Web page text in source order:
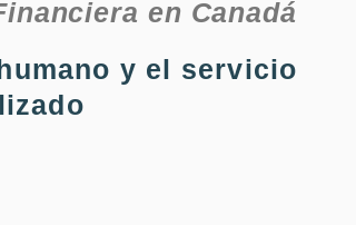
en Canadá
y el servicio